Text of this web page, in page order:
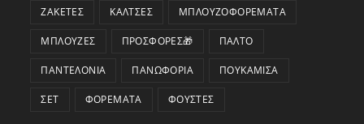
ΖΑΚΈΤΕΣ ΚΆΛΤΣΕΣ ΜΠΛΟΥΖΟΦΟΡΈΜΑΤΑ
ΜΠΛΟΎΖΕΣ ΠΡΟΣΦΟΡΕΣ🎁 ΠΑΛΤΌ
ΠΑΝΤΕΛΌΝΙΑ ΠΑΝΩΦΌΡΙΑ ΠΟΥΚΆΜΙΣΑ
ΣΕΤ ΦΟΡΈΜΑΤΑ ΦΟΎΣΤΕΣ